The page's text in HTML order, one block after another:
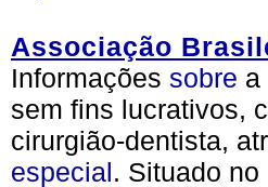
Associação
Informações sobre a
sem fins lucrativos,
cirurgião-dentista,
especial. Situado no